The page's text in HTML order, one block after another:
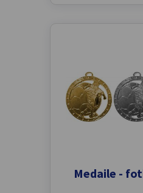
Medaile -